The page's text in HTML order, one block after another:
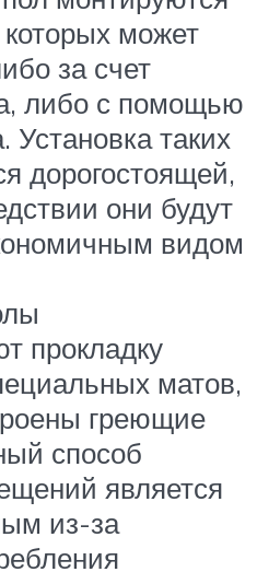
может
за счет
либо с помощью
Установка таких
дорогостоящей,
они будут
видом
прокладку
матов,
греющие
способ
является
из-за